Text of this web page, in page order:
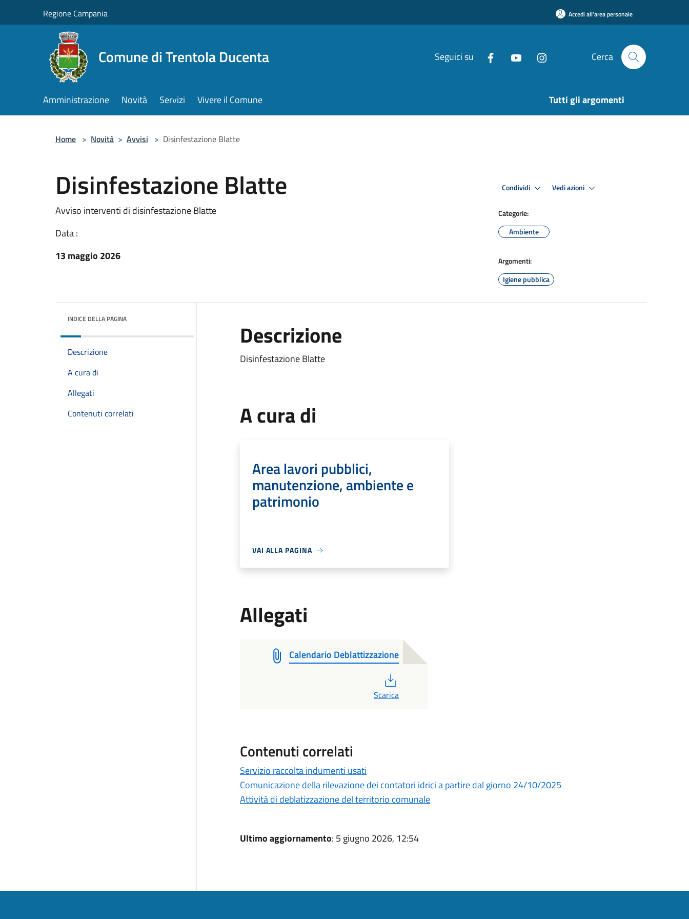
Regione Campania Accedi all'area personale
Comune di Trentola Ducenta Seguici su Cerca
Amministrazione Novità Servizi Vivere il Comune Tutti gli argomenti
Home > Novità > Avvisi > Disinfestazione Blatte
Disinfestazione Blatte
Avviso interventi di disinfestazione Blatte
Data :
13 maggio 2026
Condividi Vedi azioni
Categorie:
Ambiente
Argomenti:
Igiene pubblica
INDICE DELLA PAGINA
Descrizione
A cura di
Allegati
Contenuti correlati
Descrizione
Disinfestazione Blatte
A cura di
Area lavori pubblici,
manutenzione, ambiente e
patrimonio
VAI ALLA PAGINA
Allegati
Calendario Deblattizzazione
Scarica
Contenuti correlati
Servizio raccolta indumenti usati
Comunicazione della rilevazione dei contatori idrici a partire dal giorno 24/10/2025
Attività di deblatizzazione del territorio comunale
Ultimo aggiornamento: 5 giugno 2026, 12:54